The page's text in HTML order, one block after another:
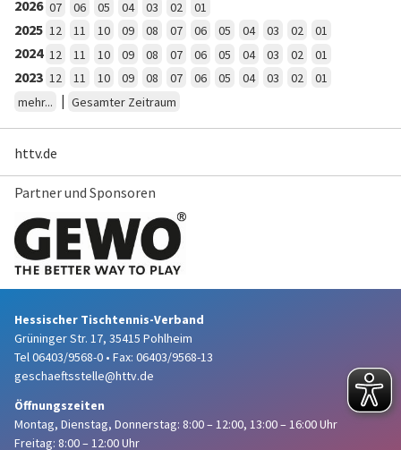
2026 07 06 05 04 03 02 01
2025 12 11 10 09 08 07 06 05 04 03 02 01
2024 12 11 10 09 08 07 06 05 04 03 02 01
2023 12 11 10 09 08 07 06 05 04 03 02
01
mehr...
| Gesamter Zeitraum
httv.de
Partner und Sponsoren
Hessischer Tischtennis-Verband
Grüninger Str. 17, 35415 Pohlheim
Tel 06403/9568-0 • Fax: 06403/9568-13
geschaeftsstelle@httv.de
Öffnungszeiten
Montag, Dienstag, Donnerstag: 8:00 – 12:00, 13:00 – 16:00 Uhr
Freitag: 8:00 – 12:00 Uhr